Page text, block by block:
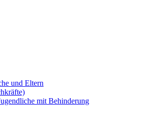
und Eltern
mit Behinderung